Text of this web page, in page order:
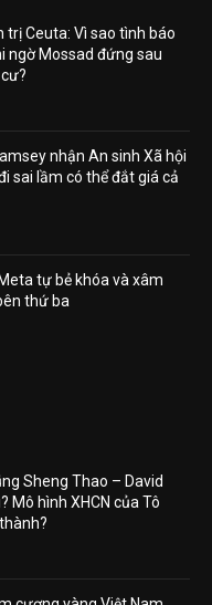
trị Ceuta: Vì sao tình báo
ngờ Mossad đứng sau
nhận An sinh Xã hội
sai lầm có thể đắt giá cả
tự bẻ khóa và xâm
thứ ba
Sheng Thao – David
Mô hình XHCN của Tô